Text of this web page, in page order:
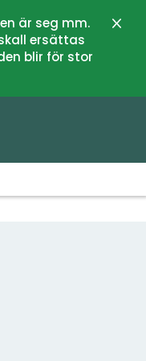
är seg mm.
ersättas
blir för stor